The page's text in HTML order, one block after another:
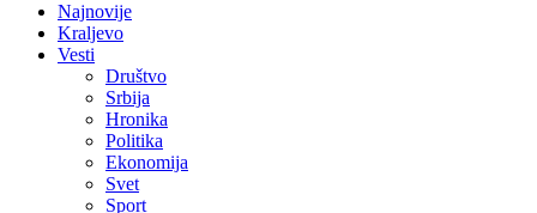
Najnovije
Kraljevo
Vesti
Društvo
Srbija
Hronika
Politika
Ekonomija
Svet
Sport